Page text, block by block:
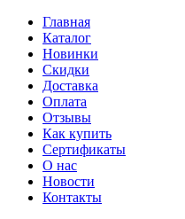
Главная
Каталог
Новинки
Скидки
Доставка
Оплата
Отзывы
Как купить
Сертификаты
О нас
Новости
Контакты